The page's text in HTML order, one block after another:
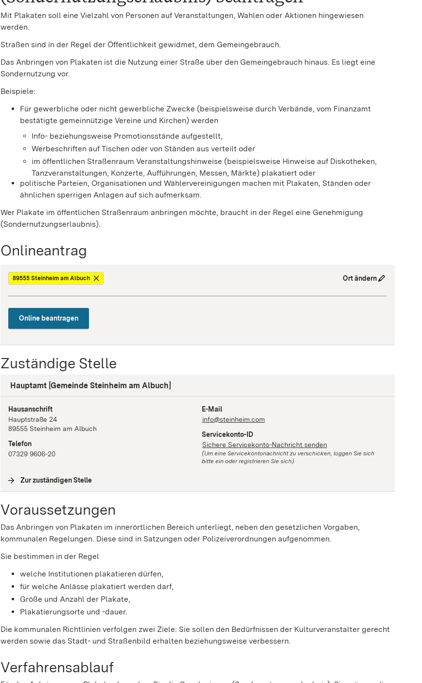
Mit Plakaten soll eine Vielzahl von Personen auf Veranstaltungen, Wahlen oder Aktionen hingewiesen
werden.
Straßen sind in der Regel der Öffentlichkeit gewidmet, dem Gemeingebrauch.
Das Anbringen von Plakaten ist die Nutzung einer Straße über den Gemeingebrauch hinaus. Es liegt eine
Sondernutzung vor.
Beispiele:
Für gewerbliche oder nicht gewerbliche Zwecke (beispielsweise durch Verbände, vom Finanzamt
bestätigte gemeinnützige Vereine und Kirchen) werden
Info- beziehungsweise Promotionsstände aufgestellt,
Werbeschriften auf Tischen oder von Ständen aus verteilt oder
im öffentlichen Straßenraum Veranstaltungshinweise (beispielsweise Hinweise auf Diskotheken,
Tanzveranstaltungen, Konzerte, Aufführungen, Messen, Märkte) plakatiert oder
politische Parteien, Organisationen und Wählervereinigungen machen mit Plakaten, Ständen oder
ähnlichen sperrigen Anlagen auf sich aufmerksam.
Wer Plakate im öffentlichen Straßenraum anbringen möchte, braucht in der Regel eine Genehmigung
(Sondernutzungserlaubnis).
Onlineantrag
89555 Steinheim am Albuch Ort ändern
Online beantragen
Zuständige Stelle
Hauptamt [Gemeinde Steinheim am Albuch]
Hausanschrift
Hauptstraße 24
89555 Steinheim am Albuch
Telefon
07329 9606-20
E-Mail
info@steinheim.com
Servicekonto-ID
Sichere Servicekonto-Nachricht senden
(Um eine Servicekontonachricht zu verschicken, loggen Sie sich
bitte ein oder registrieren Sie sich)
Zur zuständigen Stelle
Voraussetzungen
Das Anbringen von Plakaten im innerörtlichen Bereich unterliegt, neben den gesetzlichen Vorgaben,
kommunalen Regelungen. Diese sind in Satzungen oder Polizeiverordnungen aufgenommen.
Sie bestimmen in der Regel
welche Institutionen plakatieren dürfen,
für welche Anlässe plakatiert werden darf,
Größe und Anzahl der Plakate,
Plakatierungsorte und -dauer.
Die kommunalen Richtlinien verfolgen zwei Ziele: Sie sollen den Bedürfnissen der Kulturveranstalter gerecht
werden sowie das Stadt- und Straßenbild erhalten beziehungsweise verbessern.
Verfahrensablauf